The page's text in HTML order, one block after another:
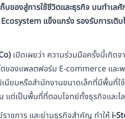
บของสู่การใช้ชีวิตและธุรกิจ บนทำเล
Ecosystem แข็งแกร่ง รองรับการเติบ
เปิดเผยว่า ความร่วมมือครั้งนี้เกิ
ของแพลตฟอร์ม E-commerce แล
มหรือสำนักงานขนาดเล็กที่มีพื้นที่ใ
แต่เป็นพื้นที่ที่ตอบโจทย์ทั้งธุรกิจและไ
ชการ และย่านธุรกิจสำคัญ ทำให้ i-